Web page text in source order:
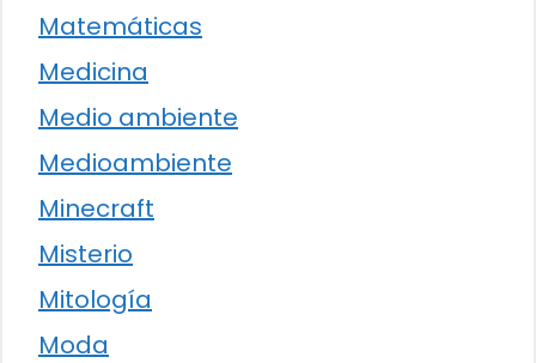
Matemáticas
Medicina
Medio ambiente
Medioambiente
Minecraft
Misterio
Mitología
Moda